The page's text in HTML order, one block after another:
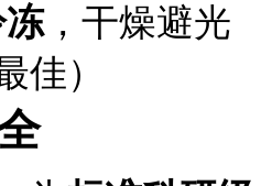
，干燥避光
佳）